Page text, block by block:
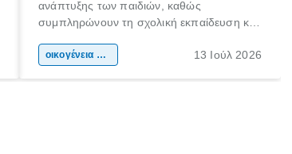
ανάπτυξης των παιδιών, καθώς
συμπληρώνουν τη σχολική εκπαίδευση και
της προσωπικότητας, της κοινωνικότητας
οικογένεια & παιδί 13 Ιούλ 2026